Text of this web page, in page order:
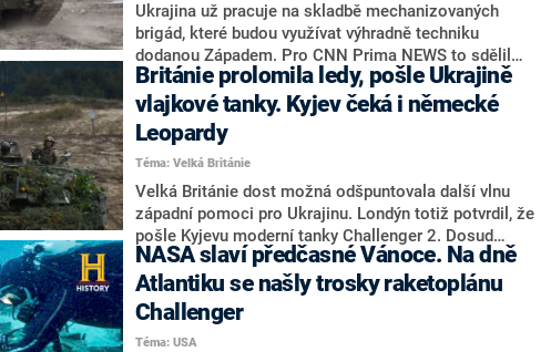
Ukrajina už pracuje na skladbě mechanizovaných
brigád, které budou využívat výhradně techniku
dodanou Západem. Pro CNN Prima NEWS to sdělil
vojenský analytik Lukáš Visingr. Podle něj už Ukrajinci
brzy na frontě předvedou arzenál, se kterým se Rusové
nebudou moci měřit, a spustí generální protiofenzivu.
Británie prolomila ledy, pošle Ukrajině
vlajkové tanky. Kyjev čeká i německé
Leopardy
Téma: Velká Británie
Velká Británie dost možná odšpuntovala další vlnu
západní pomoci pro Ukrajinu. Londýn totiž potvrdil, že
pošle Kyjevu moderní tanky Challenger 2. Dosud
přitom spojenci odmítali Ukrajině tanky dodat,
případně posílali jen stroje sovětské výroby. Mezitím
se mluví také o tom, že Kyjev obdrží německé tanky
Leopard.
NASA slaví předčasné Vánoce. Na dně
Atlantiku se našly trosky raketoplánu
Challenger
Téma: USA